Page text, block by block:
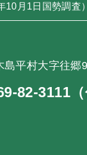
月1日国勢調査）
島平村大字往郷
82-3111（